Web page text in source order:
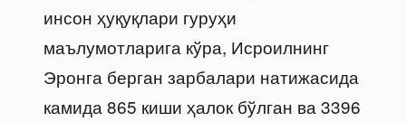
инсон ҳуқуқлари гуруҳи
маълумотларига кўра, Исроилнинг
Эронга берган зарбалари натижасида
камида 865 киши ҳалок бўлган ва 3396